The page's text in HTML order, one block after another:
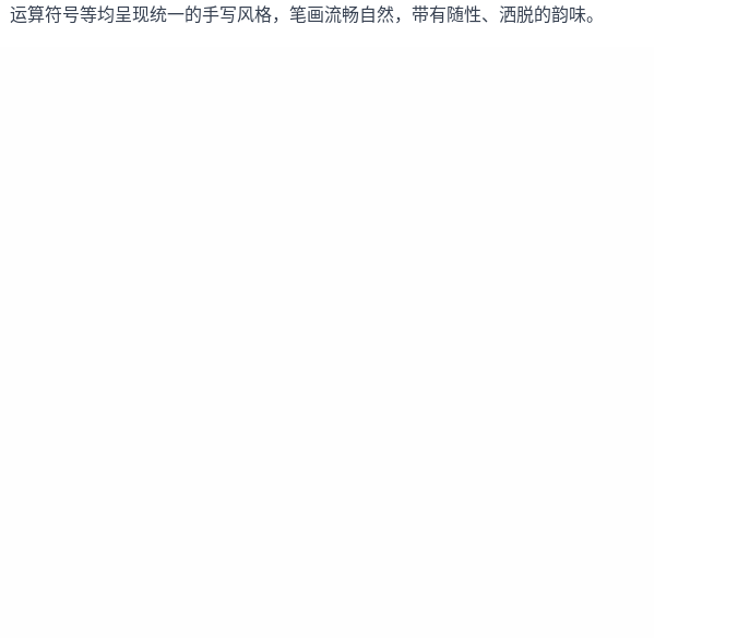
算符号等均呈现统一的手写风格，笔画流畅自然，带有随性、洒脱的韵味。